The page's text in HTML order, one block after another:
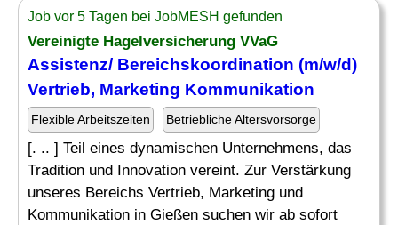
Job vor 5 Tagen bei JobMESH gefunden
Vereinigte Hagelversicherung VVaG
Assistenz/ Bereichskoordination (m/w/d)
Vertrieb, Marketing Kommunikation
Flexible Arbeitszeiten Betriebliche Altersvorsorge
[. .. ] Teil eines dynamischen Unternehmens, das
Tradition und Innovation vereint. Zur Verstärkung
unseres Bereichs Vertrieb, Marketing und
Kommunikation in Gießen suchen wir ab sofort